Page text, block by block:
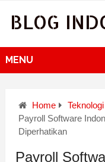
BLOG
MENU
Home
Teknologi
Payroll Software
Diperhatikan
Payroll